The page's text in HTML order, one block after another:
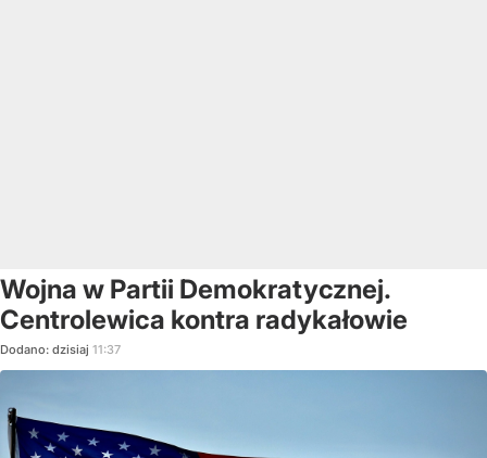
Wojna w Partii Demokratycznej.
Centrolewica kontra radykałowie
Dodano: dzisiaj 11:37